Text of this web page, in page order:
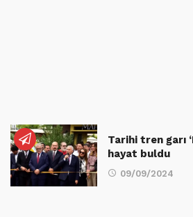
Tarihi tren garı
hayat buldu
09/09/2024